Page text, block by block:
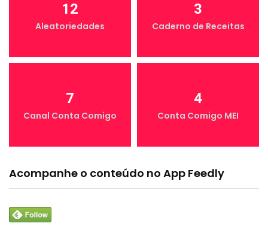
12
Aleatoriedades
3
Caderno de Receitas
7
Canal Conta Comigo
4
Conta Comigo MEI
Acompanhe o conteúdo no App Feedly